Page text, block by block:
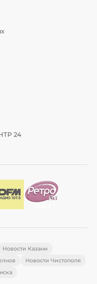
24
Новости Казани
Новости Чистополя